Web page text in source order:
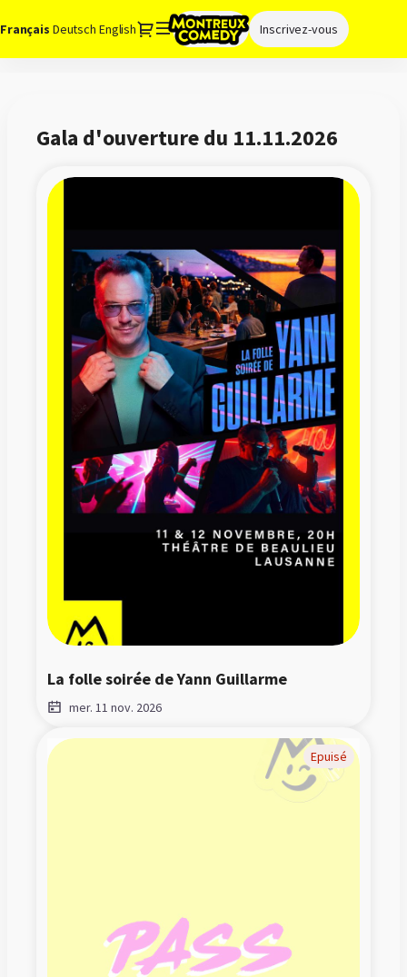
Langue
Français Deutsch English Dialogue
Connexion Inscrivez-vous
VentesGala d'ouverture du 11.11.2026
La folle soirée de Yann Guillarme
mer. 11 nov. 2026
Epuisé